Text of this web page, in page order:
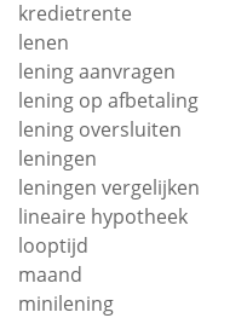
kredietrente
lenen
lening aanvragen
lening op afbetaling
lening oversluiten
leningen
leningen vergelijken
lineaire hypotheek
looptijd
maand
minilening